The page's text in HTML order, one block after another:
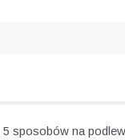
5 sposobów na